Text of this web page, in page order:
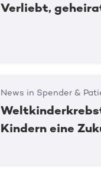
Verliebt,
News in Spender &
Kindern eine